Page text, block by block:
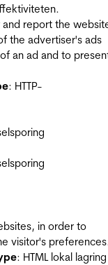
report the
the advertiser's ads
an ad and to
: HTTP-
in order to
visitor's
: HTML lokal lagring